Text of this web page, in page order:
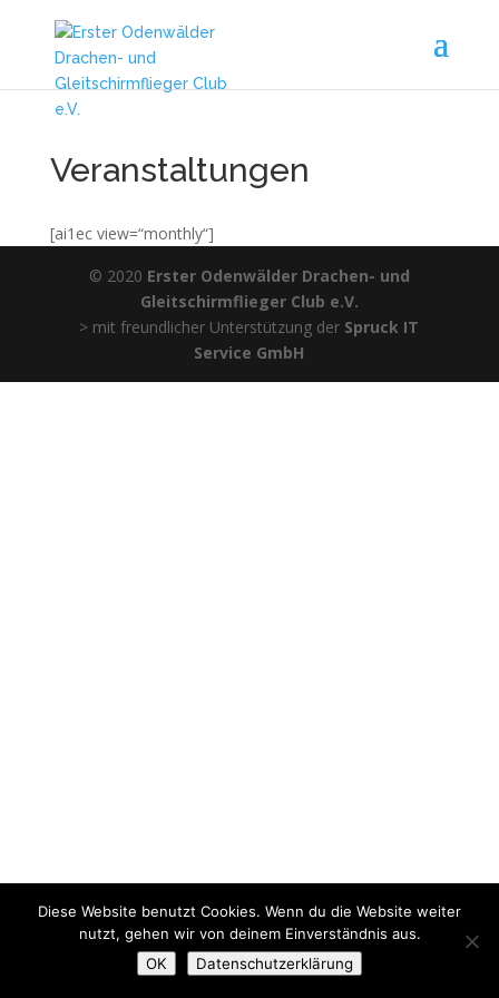
Veranstaltungen
[ai1ec view=“monthly“]
© 2020 Erster Odenwälder Drachen- und
Gleitschirmflieger Club e.V.
> mit freundlicher Unterstützung der Spruck IT
Service GmbH
Diese Website benutzt Cookies. Wenn du die Website weiter
nutzt, gehen wir von deinem Einverständnis aus.
OK
Datenschutzerklärung